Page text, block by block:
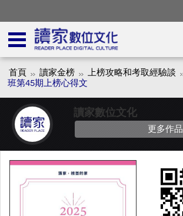
首頁 讀家金榜 上榜攻略和考取經驗談
班第45期上榜心得文
讀家數位文化
更多作品